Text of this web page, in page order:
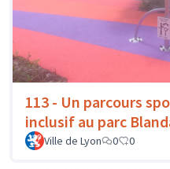
113 - Un parcours
inclusif au parc
Ville de Lyon 0 0